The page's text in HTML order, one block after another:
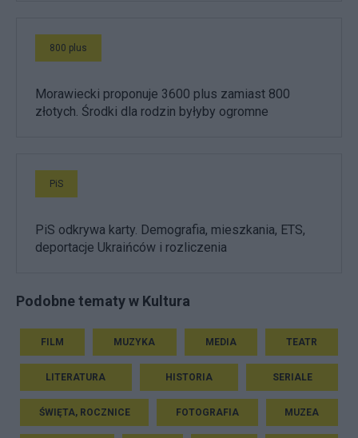
800 plus
Morawiecki proponuje 3600 plus zamiast 800
złotych. Środki dla rodzin byłyby ogromne
PiS
PiS odkrywa karty. Demografia, mieszkania, ETS,
deportacje Ukraińców i rozliczenia
Podobne tematy w Kultura
FILM MUZYKA MEDIA TEATR
LITERATURA HISTORIA SERIALE
ŚWIĘTA, ROCZNICE FOTOGRAFIA MUZEA